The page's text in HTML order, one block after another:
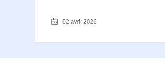
02 avril 2026